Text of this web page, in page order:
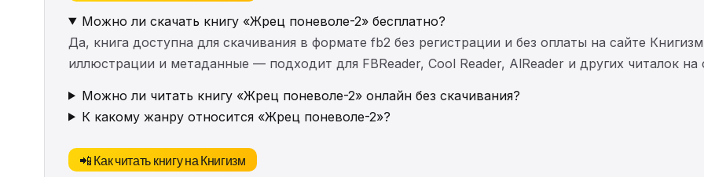
Можно ли скачать книгу «Жрец поневоле-2» бесплатно?
Да, книга доступна для скачивания в формате fb2 без регистрации и без оплаты на сайте
иллюстрации и метаданные — подходит для FBReader, Cool Reader, AlReader и других читалок
Можно ли читать книгу «Жрец поневоле-2» онлайн без скачивания?
К какому жанру относится «Жрец поневоле-2»?
📲 Как читать книгу на Книгизм